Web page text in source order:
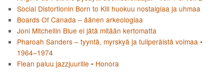
Social Distortionin Born to Kill huokuu nostalgiaa ja uhmaa
Boards Of Canada – äänen arkeologiaa
Joni Mitchellin Blue ei jätä mitään kertomatta
Pharoah Sanders – tyyntä, myrskyä ja tuliperäistä voimaa •
1964–1974
Flean paluu jazzjuurille • Honora